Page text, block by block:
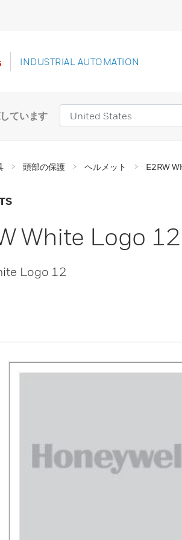
INDUSTRIAL AUTOMATION
ています
頭部の保護 ヘルメット E2RW
White Logo 12
Logo 12